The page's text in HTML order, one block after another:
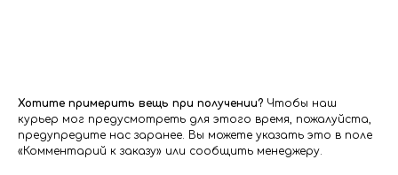
Хотите примерить вещь при получении? Чтобы наш
курьер мог предусмотреть для этого время, пожалуйста,
предупредите нас заранее. Вы можете указать это в поле
«Комментарий к заказу» или сообщить менеджеру.